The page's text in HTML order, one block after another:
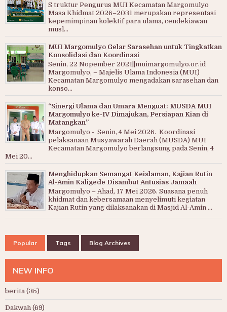
S truktur Pengurus MUI Kecamatan Margomulyo
Masa Khidmat 2026–2031 merupakan representasi
kepemimpinan kolektif para ulama, cendekiawan
musl...
MUI Margomulyo Gelar Sarasehan untuk Tingkatkan
Konsolidasi dan Koordinasi
Senin, 22 Nopember 2021||muimargomulyo.or.id
Margomulyo, – Majelis Ulama Indonesia (MUI)
Kecamatan Margomulyo mengadakan sarasehan dan
konso...
“Sinergi Ulama dan Umara Menguat: MUSDA MUI
Margomulyo ke-IV Dimajukan, Persiapan Kian di
Matangkan”
Margomulyo - Senin, 4 Mei 2026. Koordinasi
pelaksanaan Musyawarah Daerah (MUSDA) MUI
Kecamatan Margomulyo berlangsung pada Senin, 4
Mei 20...
Menghidupkan Semangat Keislaman, Kajian Rutin
Al-Amin Kaligede Disambut Antusias Jamaah
Margomulyo – Ahad, 17 Mei 2026. Suasana penuh
khidmat dan kebersamaan menyelimuti kegiatan
Kajian Rutin yang dilaksanakan di Masjid Al-Amin ...
Popular Tags Blog Archives
NEW INFO
berita (35)
Dakwah (69)